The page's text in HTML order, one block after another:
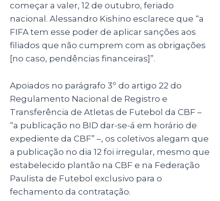
começar a valer, 12 de outubro, feriado
nacional. Alessandro Kishino esclarece que “a
FIFA tem esse poder de aplicar sanções aos
filiados que não cumprem com as obrigações
[no caso, pendências financeiras]”.
Apoiados no parágrafo 3º do artigo 22 do
Regulamento Nacional de Registro e
Transferência de Atletas de Futebol da CBF –
“a publicação no BID dar-se-á em horário de
expediente da CBF” –, os coletivos alegam que
a publicação no dia 12 foi irregular, mesmo que
estabelecido plantão na CBF e na Federação
Paulista de Futebol exclusivo para o
fechamento da contratação.